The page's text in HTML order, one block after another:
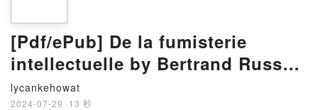
[Pdf/ePub] De la fumisterie
intellectuelle by Bertrand Russell
download ebook
lycankehowat
2024-07-29 · 13 秒